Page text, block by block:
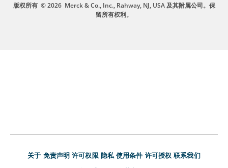
版权所有 © 2026 Merck & Co., Inc., Rahway, NJ, USA 及其附属公司。保
留所有权利。
关于 免责声明 许可权限 隐私 使用条件 许可授权 联系我们